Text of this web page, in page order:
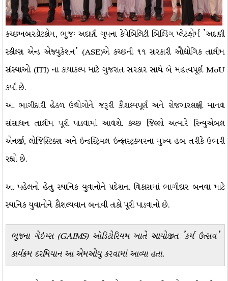
કચ્છખબરડૉટકોમ, ભુજઃ અદાણી ગૃપના કેપેબિલિટી બિલ્ડિંગ પ્લેટફોર્મ 'અદાણી
સ્કીલ્સ એન્ડ એજ્યુકેશન' (ASE)એ કચ્છની ૧૧ સરકારી ઔદ્યોગિક તાલીમ
સંસ્થાઓ (ITI) ના કાયાકલ્પ માટે ગુજરાત સરકાર સાથે બે મહત્વપૂર્ણ MoU
કર્યા છે.
આ ભાગીદારી હેઠળ ઉદ્યોગોને જરૂરી કૌશલ્યપૂર્ણ અને રોજગારલક્ષી માનવ
સંસાધન તાલીમ પૂરી પાડવામાં આવશે. કચ્છ જિલ્લો અત્યારે રિન્યુએબલ
એનર્જી, લોજિસ્ટિક્સ અને ઇન્ડસ્ટ્રિયલ ઇન્ફ્રાસ્ટ્રક્ચરના મુખ્ય હબ તરીકે ઉભરી
રહ્યો છે.
આ પહેલનો હેતુ સ્થાનિક યુવાનોને પ્રદેશના વિકાસમાં ભાગીદાર બનવા માટે
સ્થાનિક યુવાનોને કૌશલ્યવાન બનાવી તકો પૂરી પાડવાનો છે.
ભુજના ગેઇમ્સ (GAIMS) ઑડિટોરિયમ ખાતે આયોજીત 'કર્મ ઉત્સવ'
કાર્યક્રમ દરમિયાન આ એમઓયુ કરવામાં આવ્યા હતા.